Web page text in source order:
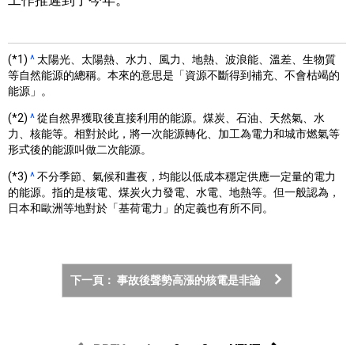
(*1) ^太陽光、太陽熱、水力、風力、地熱、波浪能、溫差、生物質
等自然能源的總稱。本來的意思是「資源不斷得到補充、不會枯竭的
能源」。
(*2) ^從自然界獲取後直接利用的能源。煤炭、石油、天然氣、水
力、核能等。相對於此，將一次能源轉化、加工為電力和城市燃氣等
形式後的能源叫做二次能源。
(*3) ^不分季節、氣候和晝夜，均能以低成本穩定供應一定量的電力
的能源。指的是核電、煤炭火力發電、水電、地熱等。但一般認為，
日本和歐洲等地對於「基荷電力」的定義也有所不同。
下一頁： 事故後聲勢高漲的核電是非論